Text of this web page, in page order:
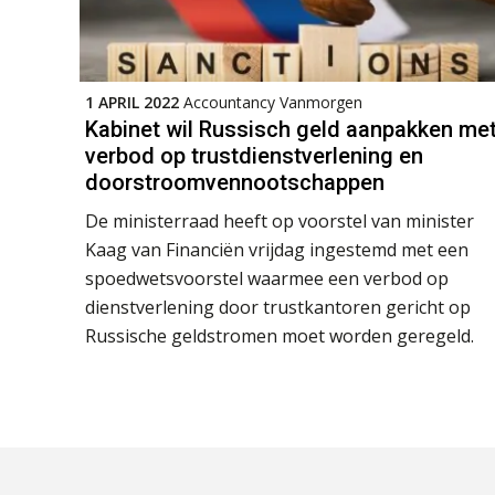
1 APRIL 2022 Accountancy Vanmorgen
Kabinet wil Russisch geld aanpakken
verbod op trustdienstverlening en
doorstroomvennootschappen
De ministerraad heeft op voorstel van minister
Kaag van Financiën vrijdag ingestemd met een
spoedwetsvoorstel waarmee een verbod op
dienstverlening door trustkantoren gericht op
Russische geldstromen moet worden geregeld.